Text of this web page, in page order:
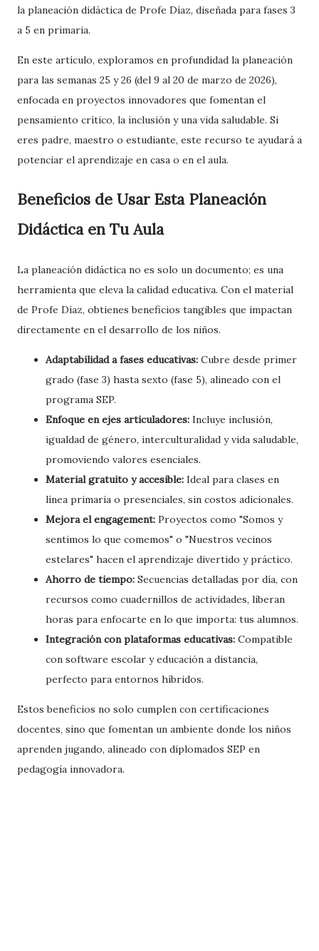
la planeación didáctica de Profe Díaz, diseñada para fases 3
a 5 en primaria.
En este artículo, exploramos en profundidad la planeación
para las semanas 25 y 26 (del 9 al 20 de marzo de 2026),
enfocada en proyectos innovadores que fomentan el
pensamiento crítico, la inclusión y una vida saludable. Si
eres padre, maestro o estudiante, este recurso te ayudará a
potenciar el aprendizaje en casa o en el aula.
Beneficios de Usar Esta Planeación
Didáctica en Tu Aula
La planeación didáctica no es solo un documento; es una
herramienta que eleva la calidad educativa. Con el material
de Profe Díaz, obtienes beneficios tangibles que impactan
directamente en el desarrollo de los niños.
Adaptabilidad a fases educativas: Cubre desde primer
grado (fase 3) hasta sexto (fase 5), alineado con el
programa SEP.
Enfoque en ejes articuladores: Incluye inclusión,
igualdad de género, interculturalidad y vida saludable,
promoviendo valores esenciales.
Material gratuito y accesible: Ideal para clases en
línea primaria o presenciales, sin costos adicionales.
Mejora el engagement: Proyectos como "Somos y
sentimos lo que comemos" o "Nuestros vecinos
estelares" hacen el aprendizaje divertido y práctico.
Ahorro de tiempo: Secuencias detalladas por día, con
recursos como cuadernillos de actividades, liberan
horas para enfocarte en lo que importa: tus alumnos.
Integración con plataformas educativas: Compatible
con software escolar y educación a distancia,
perfecto para entornos híbridos.
Estos beneficios no solo cumplen con certificaciones
docentes, sino que fomentan un ambiente donde los niños
aprenden jugando, alineado con diplomados SEP en
pedagogía innovadora.